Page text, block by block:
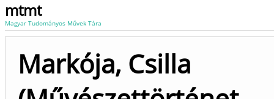
mtmt
Magyar Tudományos Művek Tára
Markója, Csilla